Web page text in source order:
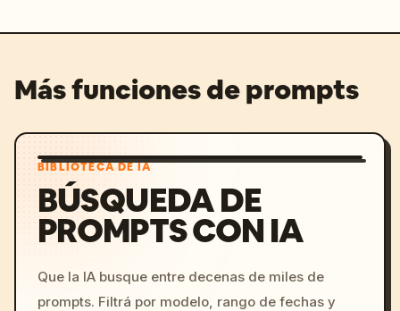
Más funciones de prompts
BIBLIOTECA DE IA
BÚSQUEDA DE
PROMPTS CON IA
Que la IA busque entre decenas de miles de
prompts. Filtrá por modelo, rango de fechas y